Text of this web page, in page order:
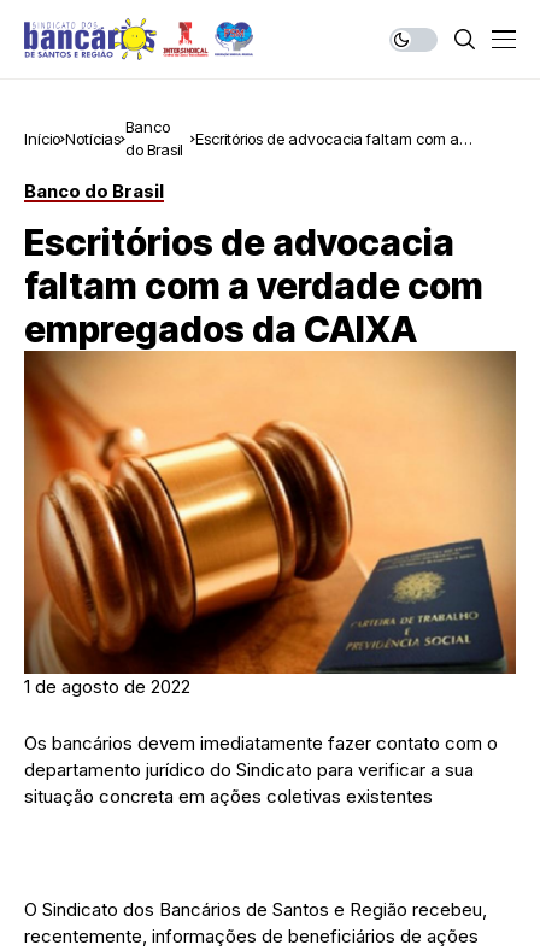
Início Notícias
Banco
do Brasil
Escritórios de advocacia faltam com a
Banco do Brasil
Escritórios de advocacia
faltam com a verdade com
empregados da CAIXA
1 de agosto de 2022
Os bancários devem imediatamente fazer contato com o
departamento jurídico do Sindicato para verificar a sua
situação concreta em ações coletivas existentes
O Sindicato dos Bancários de Santos e Região recebeu,
recentemente, informações de beneficiários de ações